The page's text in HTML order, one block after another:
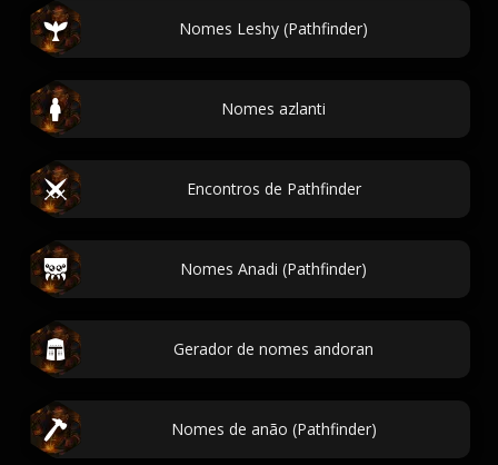
Nomes Leshy (Pathfinder)
Nomes azlanti
Encontros de Pathfinder
Nomes Anadi (Pathfinder)
Gerador de nomes andoran
Nomes de anão (Pathfinder)